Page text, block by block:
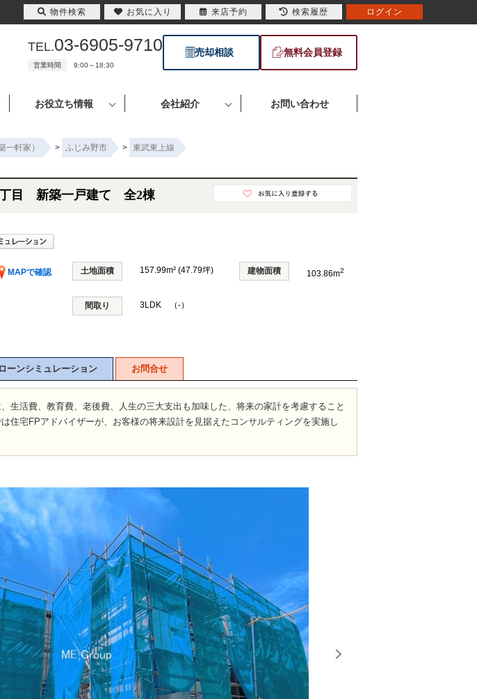
TEL.03-6905-9710
営業時間 9:00～18:30
売却相談 無料会員登録
お役立ち情報 会社紹介 お問い合わせ
一軒家） > ふじみ野市 > 東武東上線
丁目 新築一戸建て 全2棟
MAPで確認
土地面積 157.99m² (47.79坪) 建物面積 103.86m2
間取り 3LDK （-）
ローンシミュレーション お問合せ
生活費、教育費、老後費、人生の三大支出も加味した、将来の家計を考慮すること
住宅FPアドバイザーが、お客様の将来設計を見据えたコンサルティングを実施し
物件検索 お気に入り 来店予約 検索履歴 ログイン